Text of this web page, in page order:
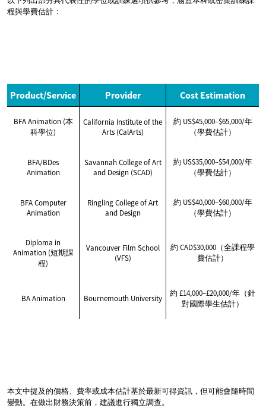
程與學費估計：
Product/Service Provider Cost Estimation
BFA Animation (本
科學位)
California Institute of the
Arts (CalArts)
約 US$45,000–$65,000/年
（學費估計）
BFA/BDes
Animation
Savannah College of Art
and Design (SCAD)
約 US$35,000–$54,000/年
（學費估計）
BFA Computer
Animation
Ringling College of Art
and Design
約 US$40,000–$60,000/年
（學費估計）
Diploma in
Animation (短期課
程)
Vancouver Film School
(VFS)
約 CAD$30,000（全課程學
費估計）
BA Animation Bournemouth University
約 £14,000–£20,000/年（針
對國際學生估計）
本文中提及的價格、費率或成本估計基於最新可得資訊，但可能會隨時間
變動。在做出財務決策前，建議進行獨立調查。